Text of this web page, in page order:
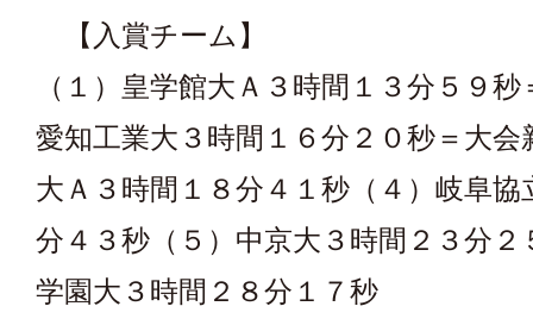
【入賞チーム】
（１）皇学館大Ａ３時間１３分５９
愛知工業大３時間１６分２０秒＝大会
大Ａ３時間１８分４１秒（４）岐阜協
分４３秒（５）中京大３時間２３分２
学園大３時間２８分１７秒